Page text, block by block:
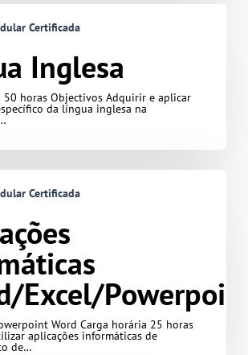
Certificada
Inglesa
50 horas Objectivos Adquirir e aplicar
da língua inglesa na
Certificada
Excel/
Word Carga horária 25 horas
aplicações informáticas de
de…